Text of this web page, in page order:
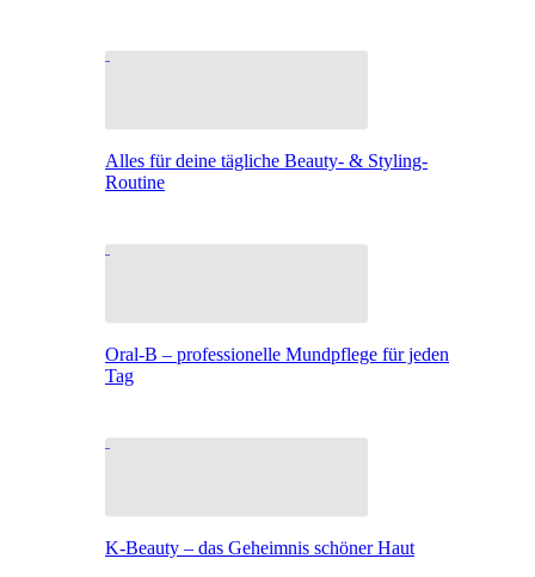
Alles für deine tägliche Beauty- & Styling-
Routine
Oral-B – professionelle Mundpflege für jeden
Tag
K-Beauty – das Geheimnis schöner Haut